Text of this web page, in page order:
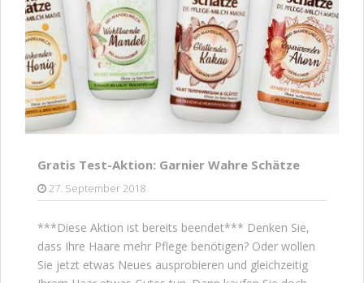
Gratis Test-Aktion: Garnier Wahre Schätze
27. September 2018
***Diese Aktion ist bereits beendet*** Denken Sie,
dass Ihre Haare mehr Pflege benötigen? Oder wollen
Sie jetzt etwas Neues ausprobieren und gleichzeitig